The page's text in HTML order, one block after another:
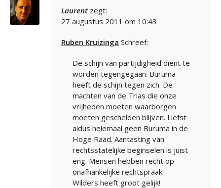
Laurent zegt:
27 augustus 2011 om 10:43
Ruben Kruizinga Schreef:
De schijn van partijdigheid dient te
worden tegengegaan. Buruma
heeft de schijn tegen zich. De
machten van de Trias die onze
vrijheden moeten waarborgen
moeten gescheiden blijven. Liefst
aldus helemaal geen Buruma in de
Hoge Raad. Aantasting van
rechtsstatelijke beginselen is juist
eng. Mensen hebben recht op
onafhankelijke rechtspraak.
Wilders heeft groot gelijk!